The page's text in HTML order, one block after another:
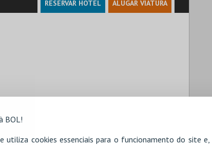
BOL!
utiliza cookies essenciais para o funcionamento do site
RESERVAR HOTEL ALUGAR VIATURA